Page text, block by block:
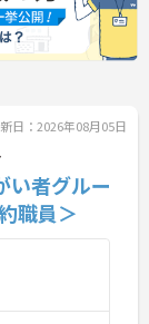
日：2026年08月05日
い者グルー
職員＞